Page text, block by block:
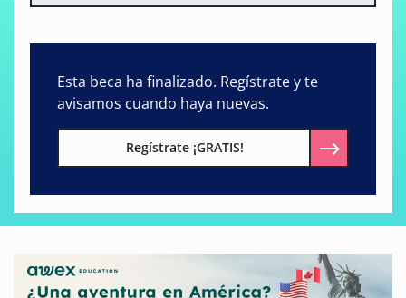
Esta beca ha finalizado. Regístrate y te
avisamos cuando haya nuevas.
Regístrate ¡GRATIS!